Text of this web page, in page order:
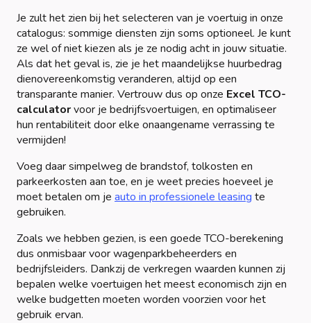
Je zult het zien bij het selecteren van je voertuig in onze
catalogus: sommige diensten zijn soms optioneel. Je kunt
ze wel of niet kiezen als je ze nodig acht in jouw situatie.
Als dat het geval is, zie je het maandelijkse huurbedrag
dienovereenkomstig veranderen, altijd op een
transparante manier. Vertrouw dus op onze Excel TCO-
calculatorvoor je bedrijfsvoertuigen, en optimaliseer
hun rentabiliteit door elke onaangename verrassing te
vermijden!
Voeg daar simpelweg de brandstof, tolkosten en
parkeerkosten aan toe, en je weet precies hoeveel je
moet betalen om je auto in professionele leasing te
gebruiken.
Zoals we hebben gezien, is een goede TCO-berekening
dus onmisbaar voor wagenparkbeheerders en
bedrijfsleiders. Dankzij de verkregen waarden kunnen zij
bepalen welke voertuigen het meest economisch zijn en
welke budgetten moeten worden voorzien voor het
gebruik ervan.